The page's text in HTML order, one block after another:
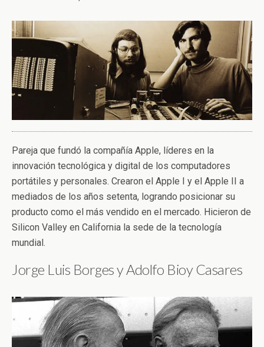
Pareja que fundó la compañía Apple, líderes en la
innovación tecnológica y digital de los computadores
portátiles y personales. Crearon el Apple I y el Apple II a
mediados de los años setenta, logrando posicionar su
producto como el más vendido en el mercado. Hicieron de
Silicon Valley en California la sede de la tecnología
mundial.
Jorge Luis Borges y Adolfo Bioy Casares